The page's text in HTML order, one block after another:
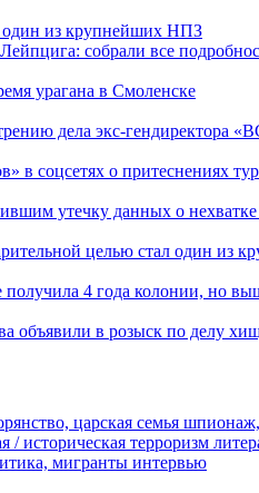
один из крупнейших НПЗ
собрали все
урагана в Смоленске
дела экс-гендиректора
в соцсетях о притеснениях
утечку данных о
целью стал один из
4 года колонии, но
объявили в розыск по делу
царская семья шпионаж,
/ историческая терроризм
мигранты интервью